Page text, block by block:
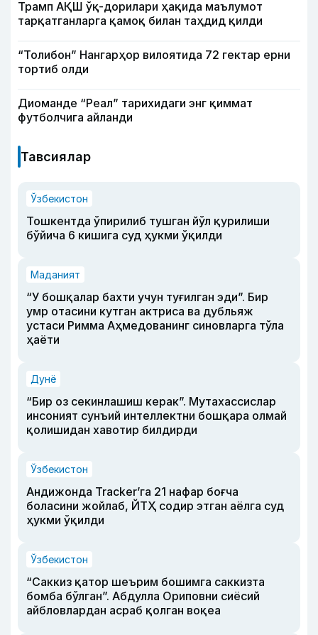
Трамп АҚШ ўқ-дорилари ҳақида маълумот
тарқатганларга қамоқ билан таҳдид қилди
“Толибон” Нангарҳор вилоятида 72 гектар ерни
тортиб олди
Диоманде “Реал” тарихидаги энг қиммат
футболчига айланди
Тавсиялар
Ўзбекистон
Тошкентда ўпирилиб тушган йўл қурилиши
бўйича 6 кишига суд ҳукми ўқилди
Маданият
“У бошқалар бахти учун туғилган эди”. Бир
умр отасини кутган актриса ва дубльяж
устаси Римма Аҳмедованинг синовларга тўла
ҳаёти
Дунё
“Бир оз секинлашиш керак”. Мутахассислар
инсоният сунъий интеллектни бошқара олмай
қолишидан хавотир билдирди
Ўзбекистон
Андижонда Tracker’га 21 нафар боғча
боласини жойлаб, ЙТҲ содир этган аёлга суд
ҳукми ўқилди
Ўзбекистон
“Саккиз қатор шеърим бошимга саккизта
бомба бўлган”. Абдулла Ориповни сиёсий
айбловлардан асраб қолган воқеа